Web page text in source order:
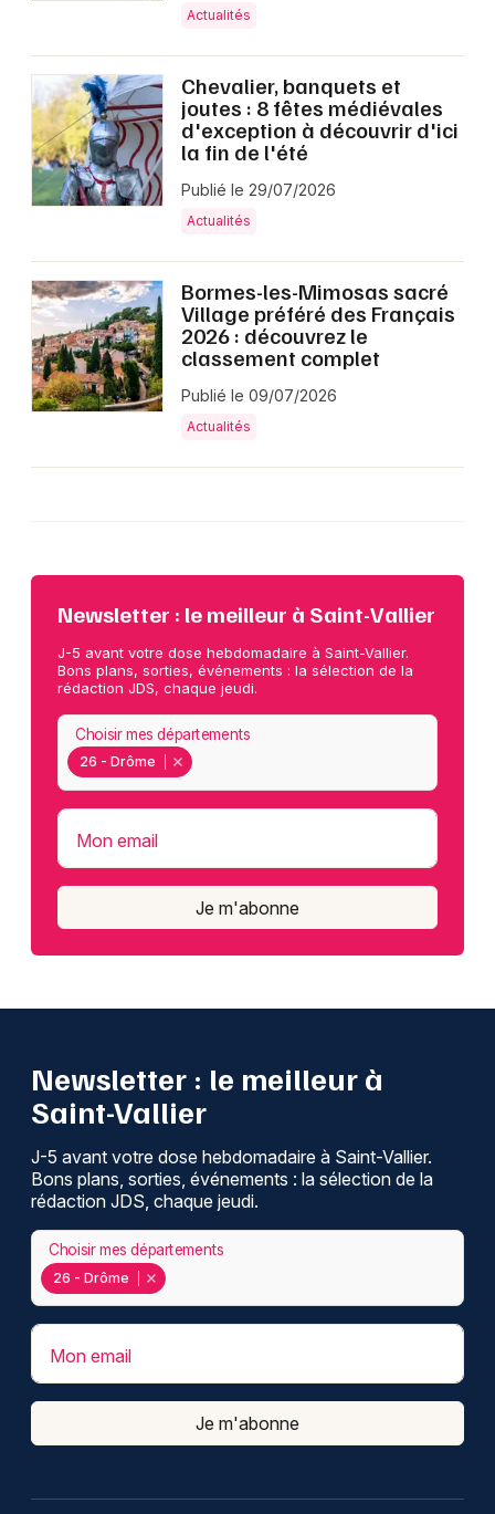
Actualités
Chevalier, banquets et
joutes : 8 fêtes médiévales
d'exception à découvrir d'ici
la fin de l'été
Publié le 29/07/2026
Actualités
Bormes-les-Mimosas sacré
Village préféré des Français
2026 : découvrez le
classement complet
Publié le 09/07/2026
Actualités
Newsletter : le meilleur à Saint-Vallier
J-5 avant votre dose hebdomadaire à Saint-Vallier.
Bons plans, sorties, événements : la sélection de la
rédaction JDS, chaque jeudi.
26 - Drôme
Choisir mes départements
Mon email
Je m'abonne
Newsletter : le meilleur à
Saint-Vallier
J-5 avant votre dose hebdomadaire à Saint-Vallier.
Bons plans, sorties, événements : la sélection de la
rédaction JDS, chaque jeudi.
26 - Drôme
Choisir mes départements
Mon email
Je m'abonne